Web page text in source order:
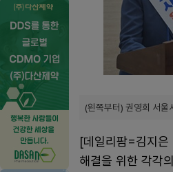
(왼쪽부터) 권영희 서울
[데일리팜=김지
해결을 위한 각각